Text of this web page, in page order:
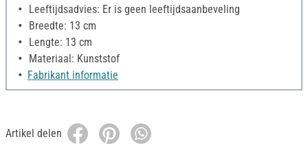
Leeftijdsadvies: Er is geen leeftijdsaanbeveling
Breedte: 13 cm
Lengte: 13 cm
Materiaal: Kunststof
Fabrikant informatie
Artikel delen